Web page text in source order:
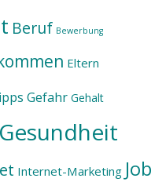
Beruf Bewerbung
Eltern
Gefahr Gehalt
Gesundheit
Internet-Marketing Job